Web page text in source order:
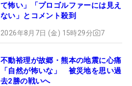
て怖い」「プロゴルファーには見え
ない」とコメント殺到
2026年8月7日 (金) 15時29分 7
不動裕理が故郷・熊本の地震に心痛
「自然が怖いな」 被災地を思い過
去2勝の戦いへ